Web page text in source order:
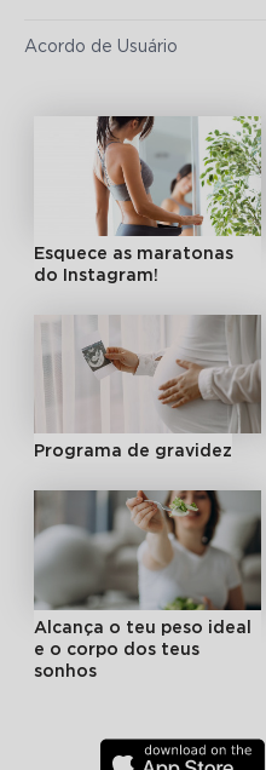
Acordo de Usuário
Esquece as maratonas
do Instagram!
Programa de gravidez
Alcança o teu peso ideal
e o corpo dos teus
sonhos